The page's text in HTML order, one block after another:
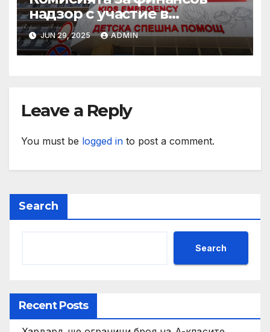
надзор с участие в
конференцията „Промени в
пенсионния модел в
България“
JUN 29, 2025 ADMIN
Leave a Reply
You must be logged in to post a comment.
Search
Search
Recent Posts